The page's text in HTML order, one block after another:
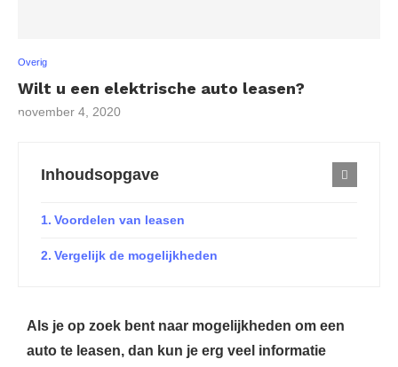
Overig
Wilt u een elektrische auto leasen?
november 4, 2020
Inhoudsopgave
Voordelen van leasen
Vergelijk de mogelijkheden
Als je op zoek bent naar mogelijkheden om een
auto te leasen, dan kun je erg veel informatie